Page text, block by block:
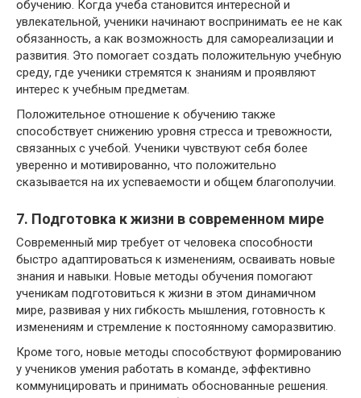
обучению. Когда учеба становится интересной и
увлекательной, ученики начинают воспринимать ее не как
обязанность, а как возможность для самореализации и
развития. Это помогает создать положительную учебную
среду, где ученики стремятся к знаниям и проявляют
интерес к учебным предметам.
Положительное отношение к обучению также
способствует снижению уровня стресса и тревожности,
связанных с учебой. Ученики чувствуют себя более
уверенно и мотивированно, что положительно
сказывается на их успеваемости и общем благополучии.
7. Подготовка к жизни в современном мире
Современный мир требует от человека способности
быстро адаптироваться к изменениям, осваивать новые
знания и навыки. Новые методы обучения помогают
ученикам подготовиться к жизни в этом динамичном
мире, развивая у них гибкость мышления, готовность к
изменениям и стремление к постоянному саморазвитию.
Кроме того, новые методы способствуют формированию
у учеников умения работать в команде, эффективно
коммуницировать и принимать обоснованные решения.